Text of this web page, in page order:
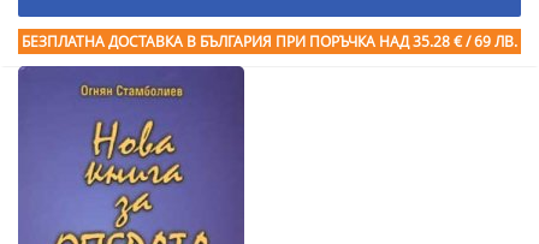
БЕЗПЛАТНА ДОСТАВКА В БЪЛГАРИЯ ПРИ ПОРЪЧКА НАД 35.28 € / 69 ЛВ.